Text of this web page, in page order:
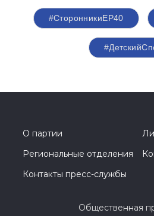
#СторонникиЕР40
О партии
Региональные отделения
Контакты пресс-службы
Общественная